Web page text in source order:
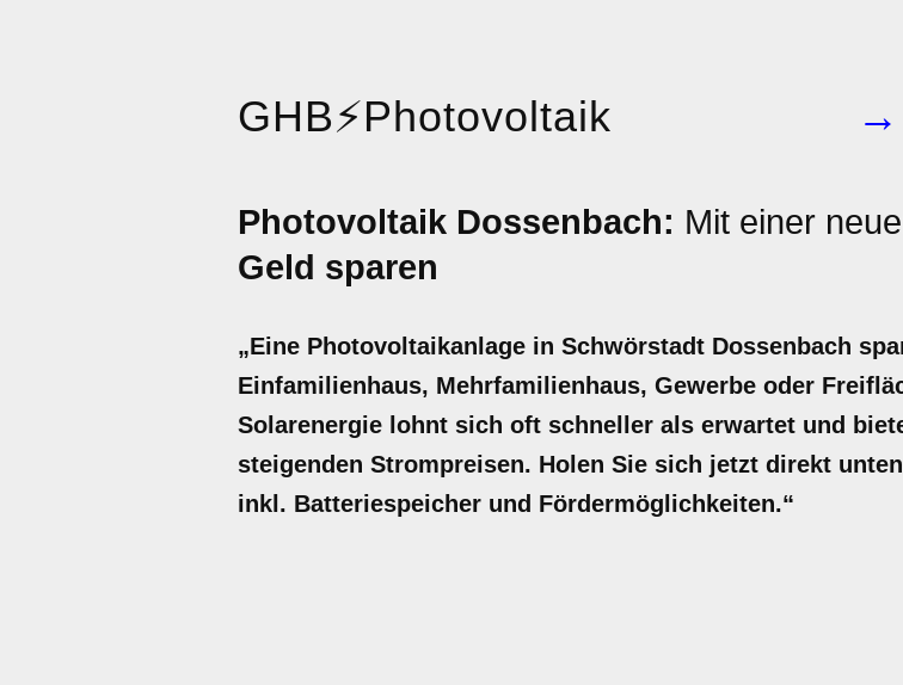
GHB⚡Photovoltaik →
Photovoltaik Dossenbach: Mit einer
Geld sparen
„Eine Photovoltaikanlage in Schwörstadt Dossenbach
Einfamilienhaus, Mehrfamilienhaus, Gewerbe oder
Solarenergie lohnt sich oft schneller als erwartet und
steigenden Strompreisen. Holen Sie sich jetzt direkt
inkl. Batteriespeicher und Fördermöglichkeiten.“